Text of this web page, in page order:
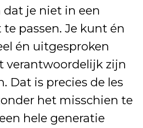
dat je niet in een
passen. Je kunt én
én uitgesproken
verantwoordelijk zijn
Dat is precies de les
het misschien te
hele generatie